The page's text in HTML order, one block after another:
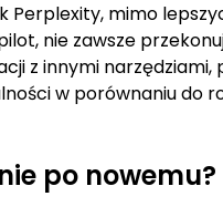
Perplexity, mimo
nie zawsze
z innymi narzędziami,
w porównaniu do
po nowemu?